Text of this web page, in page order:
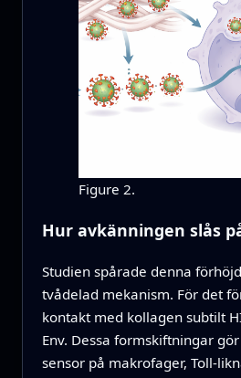
Figure 2.
Hur avkänningen slås
Studien spårade denna
tvådelad mekanism. För det
kontakt med kollagen subtilt
Env. Dessa formskiftningar
sensor på makrofager,